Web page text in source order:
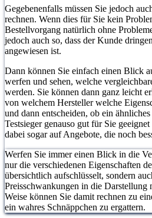
Gegebenenfalls müssen Sie jedoch
rechnen. Wenn dies für Sie kein
Bestellvorgang natürlich ohne
jedoch auch so, dass der Kunde
angewiesen ist.
Dann können Sie einfach einen Blick
werfen und sehen, welche
werden. Sie können dann ganz leicht
von welchem Hersteller welche
und dann entscheiden, ob ein
Testsieger genauso gut für Sie
dabei sogar auf Angebote, die noch
Werfen Sie immer einen Blick in die
nur die verschiedenen Eigenschaften
übersichtlich aufschlüsselt, sondern
Preisschwankungen in die Darstellung
Weise können Sie damit rechnen zu
ein wahres Schnäppchen zu ergattern.